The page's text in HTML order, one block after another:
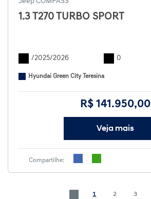
1.3 T270 TURBO SPORT
/2025/2026 0
Hyundai Green City Teresina
R$ 141.950,00
Veja mais
Compartilhe:
1 2 3